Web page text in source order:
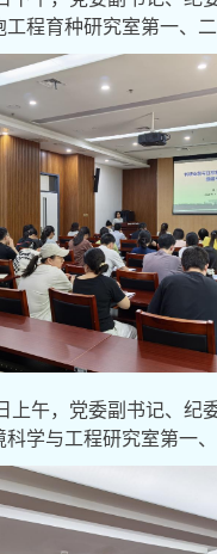
工程育种研究室第一、
上午，党委副书记、纪
科学与工程研究室第一